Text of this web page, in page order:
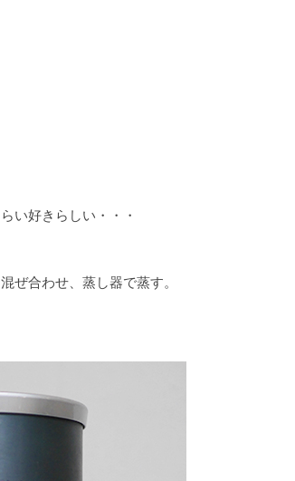
い好きらしい・・・
ぜ合わせ、蒸し器で蒸す。